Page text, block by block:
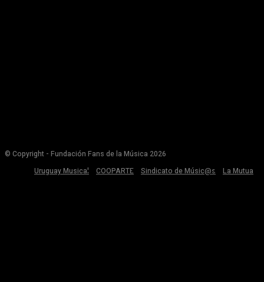
© Copyright - Fundación Fans de la Música 2026
Uruguay Musical
COOPARTE Sindicato de Músic@s La Mutua